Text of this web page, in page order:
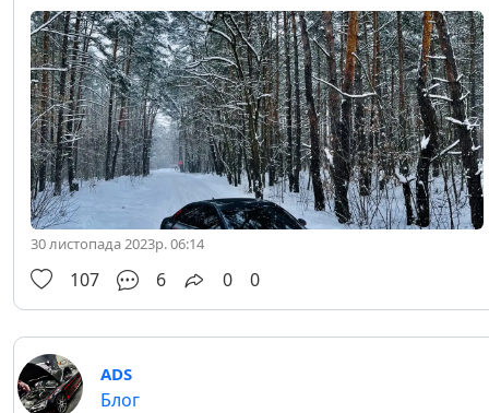
30 листопада 2023р. 06:14
107 6 0 0
ADS
Блог